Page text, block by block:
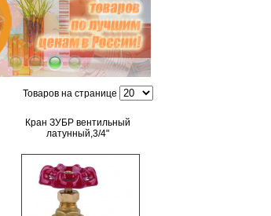
Товаров на странице
Кран ЗУБР вентильный
латунный,3/4"